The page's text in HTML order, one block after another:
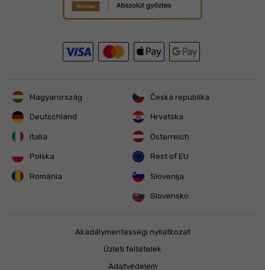
Magyarország Česká republika
Deutschland Hrvatska
Italia Österreich
Polska Rest of EU
România Slovenija
Slovensko
Akadálymentességi nyilatkozat
Üzleti feltételek
Adatvédelem